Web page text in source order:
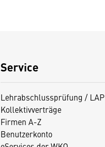
Service
Lehrabschlussprüfung / LAP
Kollektivverträge
Firmen A-Z
Benutzerkonto